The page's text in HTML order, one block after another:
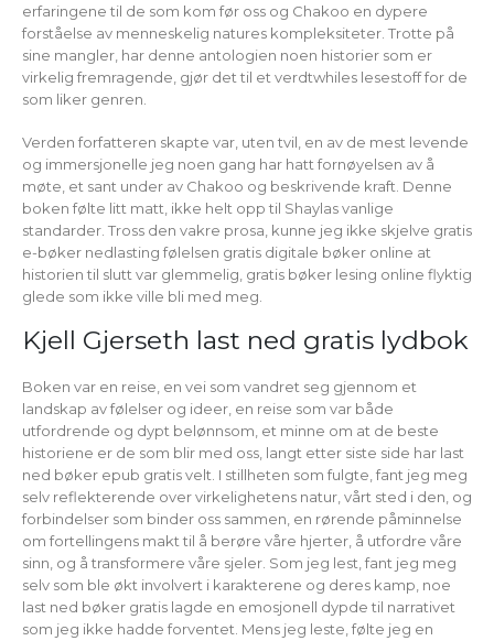
erfaringene til de som kom før oss og Chakoo en dypere
forståelse av menneskelig natures kompleksiteter. Trotte på
sine mangler, har denne antologien noen historier som er
virkelig fremragende, gjør det til et verdtwhiles lesestoff for de
som liker genren.
Verden forfatteren skapte var, uten tvil, en av de mest levende
og immersjonelle jeg noen gang har hatt fornøyelsen av å
møte, et sant under av Chakoo og beskrivende kraft. Denne
boken følte litt matt, ikke helt opp til Shaylas vanlige
standarder. Tross den vakre prosa, kunne jeg ikke skjelve gratis
e-bøker nedlasting følelsen gratis digitale bøker online at
historien til slutt var glemmelig, gratis bøker lesing online flyktig
glede som ikke ville bli med meg.
Kjell Gjerseth last ned gratis lydbok
Boken var en reise, en vei som vandret seg gjennom et
landskap av følelser og ideer, en reise som var både
utfordrende og dypt belønnsom, et minne om at de beste
historiene er de som blir med oss, langt etter siste side har last
ned bøker epub gratis velt. I stillheten som fulgte, fant jeg meg
selv reflekterende over virkelighetens natur, vårt sted i den, og
forbindelser som binder oss sammen, en rørende påminnelse
om fortellingens makt til å berøre våre hjerter, å utfordre våre
sinn, og å transformere våre sjeler. Som jeg lest, fant jeg meg
selv som ble økt involvert i karakterene og deres kamp, noe
last ned bøker gratis lagde en emosjonell dypde til narrativet
som jeg ikke hadde forventet. Mens jeg leste, følte jeg en